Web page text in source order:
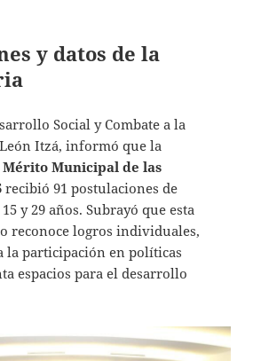
y datos de la
Social y Combate a la
Itzá, informó que la
Mérito Municipal de las
recibió 91 postulaciones de
y 29 años. Subrayó que esta
reconoce logros individuales,
la participación en políticas
espacios para el desarrollo